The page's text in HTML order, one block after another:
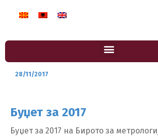
28/11/2017
Буџет за 2017
Буџет за 2017 на Бирото за